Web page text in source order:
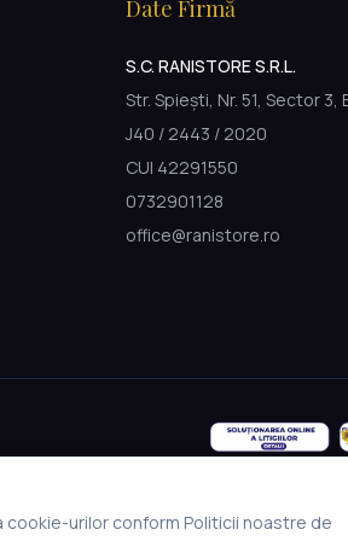
Date Firmă
S.C. RANISTORE S.R.L.
Str. Spiești, Nr. 51, Sector 3,
J40 / 2443 / 2020
CUI 42291550
0732901128
office@ranistore.ro
cookie-urilor conform Politicii noastre de